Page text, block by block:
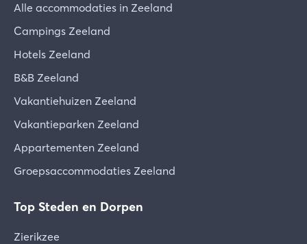
Alle accommodaties in Zeeland
Campings Zeeland
Hotels Zeeland
B&B Zeeland
Vakantiehuizen Zeeland
Vakantieparken Zeeland
Appartementen Zeeland
Groepsaccommodaties Zeeland
Top Steden en Dorpen
Zierikzee